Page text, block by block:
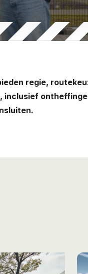
regie,
inclusief